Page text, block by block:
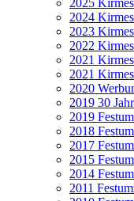
2025
2024
2023
2022
2021
2021
2020
2019 30
2019
2018
2017
2015
2014
2011